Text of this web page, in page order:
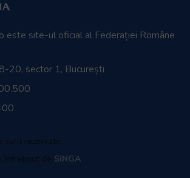
este site-ul oficial al Federației Române
20, sector 1, București
rezervate.
întreținut de SINGA